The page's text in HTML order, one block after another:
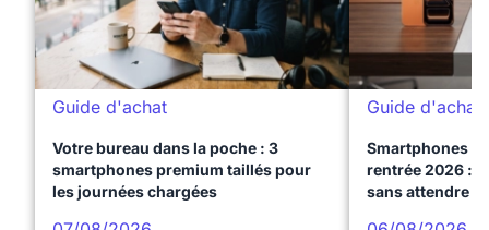
Guide d'achat
Votre bureau dans la poche : 3
smartphones premium taillés pour
les journées chargées
Guide d'achat
Smartphones
rentrée 2026 :
sans attendre